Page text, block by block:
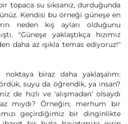
topaca su sıksanız, durduğunda
Kendisi bu örneği güneşe en
neden kış ayları olduğunu
"Güneşe yaklaştıkça hızımız
daha az ışıkla temas ediyoruz!"
biraz daha yaklaşalım:
suyu da öğrendik, ya insan?
de hızlı ve 'alışmadan' olsaydı
mıydı? Örneğin; merhum bir
geçirdiğimiz bir dinginlikte